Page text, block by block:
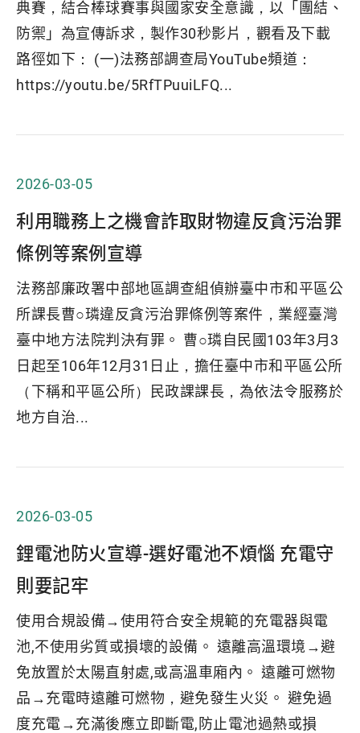
典賽，結合棒球賽事與國家安全意識，以「團結、
防禦」為宣傳訴求，製作30秒影片，觀看及下載
路徑如下： (一)法務部調查局YouTube頻道：
https://youtu.be/5RfTPuuiLFQ...
2026-03-05
利用職務上之機會詐取財物違反貪污治罪
條例等案例宣導
法務部廉政署中部地區調查組偵辦臺中市和平區公
所課長曹○璘違反貪污治罪條例等案件，業經臺灣
臺中地方法院判決有罪。 曹○璘自民國103年3月3
日起至106年12月31日止，擔任臺中市和平區公所
（下稱和平區公所）民政課課長，為依法令服務於
地方自治...
2026-03-05
鋰電池防火宣導-選好電池不煩惱 充電守
則要記牢
使用合規設備→使用符合安全規範的充電器與電
池,不使用劣質或損壞的設備。 遠離高溫環境→避
免放置於太陽直射處,或高溫車廂內。 遠離可燃物
品→充電時遠離可燃物，避免發生火災。 避免過
度充電→充滿後應立即斷電,防止電池過熱或損